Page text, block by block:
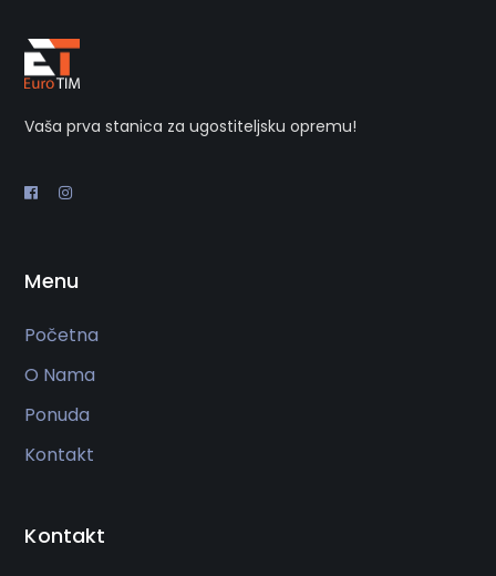
Vaša prva stanica za ugostiteljsku opremu!
Menu
Početna
O Nama
Ponuda
Kontakt
Kontakt